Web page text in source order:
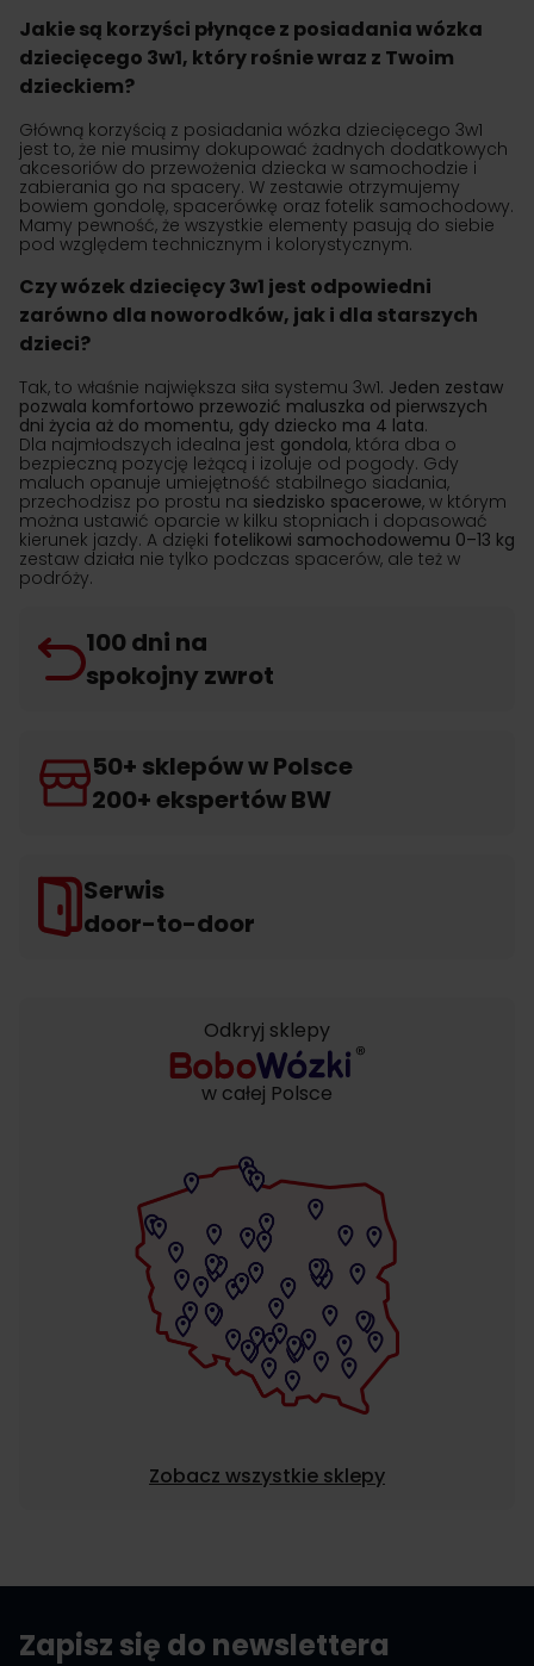
Jakie są korzyści płynące z posiadania wózka
dziecięcego 3w1, który rośnie wraz z Twoim
dzieckiem?
Główną korzyścią z posiadania wózka dziecięcego 3w1
jest to, że nie musimy dokupować żadnych dodatkowych
akcesoriów do przewożenia dziecka w samochodzie i
zabierania go na spacery. W zestawie otrzymujemy
bowiem gondolę, spacerówkę oraz fotelik samochodowy.
Mamy pewność, że wszystkie elementy pasują do siebie
pod względem technicznym i kolorystycznym.
Czy wózek dziecięcy 3w1 jest odpowiedni
zarówno dla noworodków, jak i dla starszych
dzieci?
Tak, to właśnie największa siła systemu 3w1. Jeden zestaw
pozwala komfortowo przewozić maluszka od pierwszych
dni życia aż do momentu, gdy dziecko ma 4 lata.
Dla najmłodszych idealna jest gondola, która dba o
bezpieczną pozycję leżącą i izoluje od pogody. Gdy
maluch opanuje umiejętność stabilnego siadania,
przechodzisz po prostu na siedzisko spacerowe, w którym
można ustawić oparcie w kilku stopniach i dopasować
kierunek jazdy. A dzięki fotelikowi samochodowemu 0–13 kg
zestaw działa nie tylko podczas spacerów, ale też w
podróży.
100 dni na
spokojny zwrot
50+ sklepów w Polsce
200+ ekspertów BW
Serwis
door-to-door
Odkryj sklepy
w całej Polsce
Zobacz wszystkie sklepy
Zapisz się do newslettera